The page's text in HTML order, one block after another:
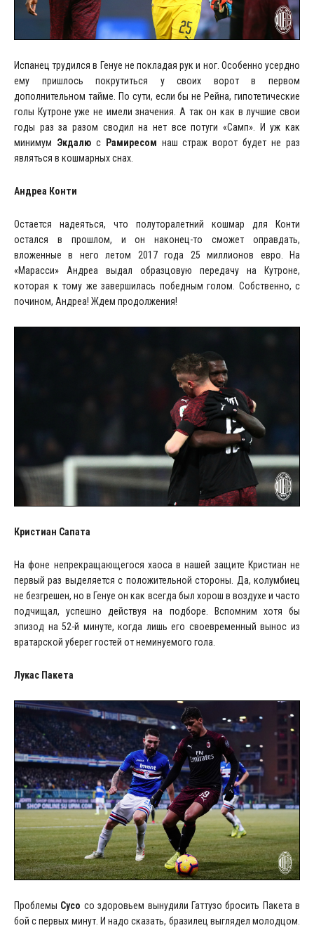
Испанец трудился в Генуе не покладая рук и ног. Особенно усердно
ему пришлось покрутиться у своих ворот в первом
дополнительном тайме. По сути, если бы не Рейна, гипотетические
голы Кутроне уже не имели значения. А так он как в лучшие свои
годы раз за разом сводил на нет все потуги «Самп». И уж как
минимум Экдалюс Рамиресом наш страж ворот будет не раз
являться в кошмарных снах.
Андреа Конти
Остается надеяться, что полуторалетний кошмар для Конти
остался в прошлом, и он наконец-то сможет оправдать,
вложенные в него летом 2017 года 25 миллионов евро. На
«Марасси» Андреа выдал образцовую передачу на Кутроне,
которая к тому же завершилась победным голом. Собственно, с
почином, Андреа! Ждем продолжения!
Кристиан Сапата
На фоне непрекращающегося хаоса в нашей защите Кристиан не
первый раз выделяется с положительной стороны. Да, колумбиец
не безгрешен, но в Генуе он как всегда был хорош в воздухе и часто
подчищал, успешно действуя на подборе. Вспомним хотя бы
эпизод на 52-й минуте, когда лишь его своевременный вынос из
вратарской уберег гостей от неминуемого гола.
Лукас Пакета
Проблемы Сусо со здоровьем вынудили Гаттузо бросить Пакета в
бой с первых минут. И надо сказать, бразилец выглядел молодцом.